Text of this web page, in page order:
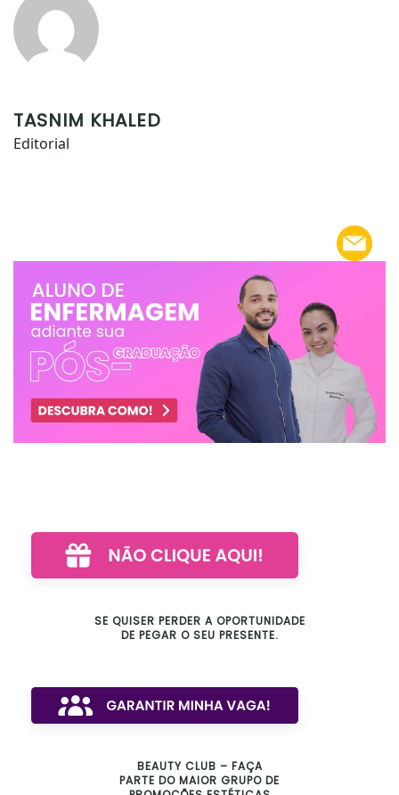
TASNIM KHALED
Editorial
SE QUISER PERDER A OPORTUNIDADE
DE PEGAR O SEU PRESENTE.
BEAUTY CLUB – FAÇA
PARTE DO MAIOR GRUPO DE